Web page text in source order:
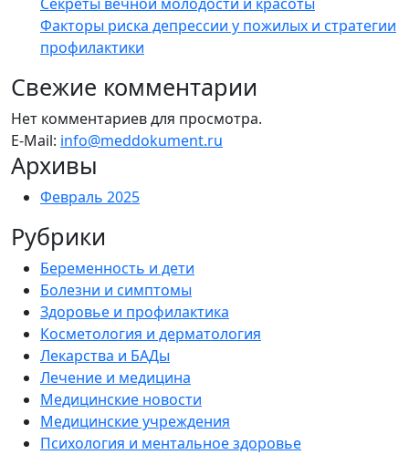
Факторы риска депрессии у пожилых и стратегии
профилактики
Свежие комментарии
Нет комментариев для просмотра.
E-Mail: info@meddokument.ru
Архивы
Февраль 2025
Рубрики
Беременность и дети
Болезни и симптомы
Здоровье и профилактика
Косметология и дерматология
Лекарства и БАДы
Лечение и медицина
Медицинские новости
Медицинские учреждения
Психология и ментальное здоровье